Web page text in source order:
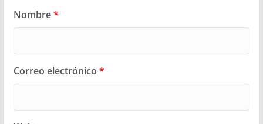
Nombre*
Correo electrónico *